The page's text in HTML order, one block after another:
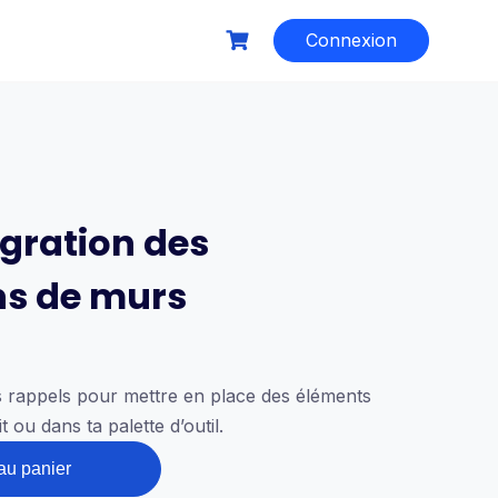
Connexion
des
de murs
rappels pour mettre en place des éléments
dans ta palette d’outil.
panier